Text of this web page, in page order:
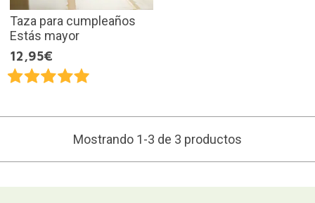
Taza para cumpleaños
Estás mayor
12,95€
Mostrando 1-3 de 3 productos